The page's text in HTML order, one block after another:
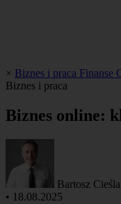
× Biznes i praca Finanse
Biznes i praca
Biznes online:
Bartosz
• 18.08.2025